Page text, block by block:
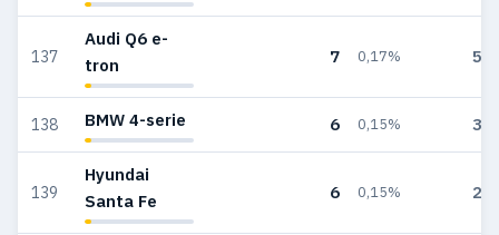
137
Audi Q6 e-
tron
7 0,17% 51
138 BMW 4-serie 6 0,15% 39
139
Hyundai
Santa Fe
6 0,15% 25